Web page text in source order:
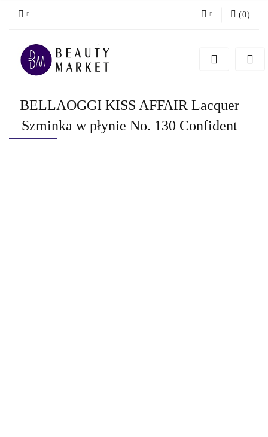
Zarejestruj się
(0)
BELLAOGGI KISS AFFAIR Lacquer
Szminka w płynie No. 130 Confident